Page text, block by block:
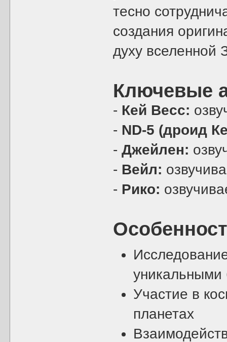
тесно
создания
духу вселенной
Ключевые
- Кей Весс:
- ND-5 (дроид
-Джейлен:
- Вейл:
- Рико:
уникальными
Участие в
планетах